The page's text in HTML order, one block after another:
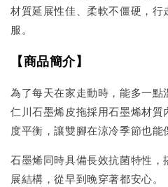
材質延展性佳、柔軟不僵硬，
服。
【商品簡介】
為了每天在家走動時，能多一點
仁川石墨烯皮拖採用石墨烯材質
度平衡，讓雙腳在涼冷季節也能
石墨烯同時具備長效抗菌特性
展結構，從早到晚穿著都安心。